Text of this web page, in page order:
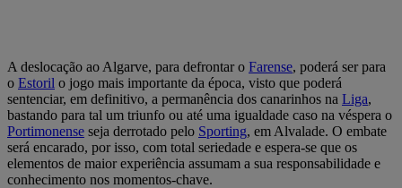
A deslocação ao Algarve, para defrontar o Farense, poderá ser para
o Estoril o jogo mais importante da época, visto que poderá
sentenciar, em definitivo, a permanência dos canarinhos na Liga,
bastando para tal um triunfo ou até uma igualdade caso na véspera o
Portimonense seja derrotado pelo Sporting, em Alvalade. O embate
será encarado, por isso, com total seriedade e espera-se que os
elementos de maior experiência assumam a sua responsabilidade e
conhecimento nos momentos-chave.